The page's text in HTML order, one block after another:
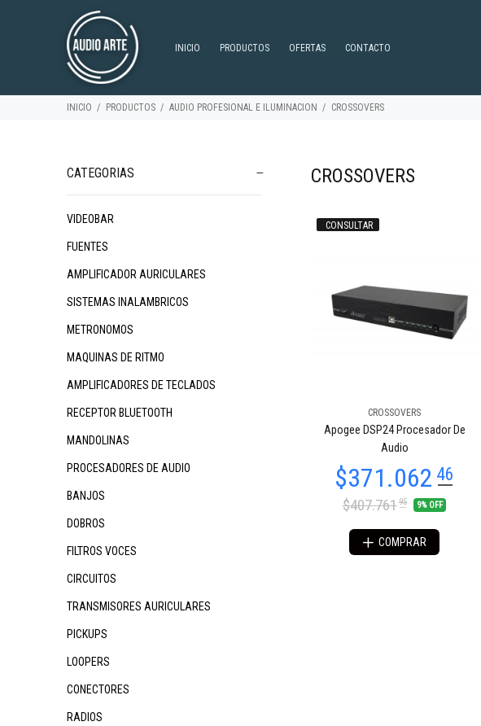
INICIO PRODUCTOS OFERTAS CONTACTO
INICIO PRODUCTOS AUDIO PROFESIONAL E ILUMINACION CROSSOVERS
CATEGORIAS
VIDEOBAR
FUENTES
AMPLIFICADOR AURICULARES
SISTEMAS INALAMBRICOS
METRONOMOS
MAQUINAS DE RITMO
AMPLIFICADORES DE TECLADOS
RECEPTOR BLUETOOTH
MANDOLINAS
PROCESADORES DE AUDIO
BANJOS
DOBROS
FILTROS VOCES
CIRCUITOS
TRANSMISORES AURICULARES
PICKUPS
LOOPERS
CONECTORES
RADIOS
CROSSOVERS
CONSULTAR
CROSSOVERS
Apogee DSP24 Procesador De
Audio
$407.76195 9% OFF
COMPRAR